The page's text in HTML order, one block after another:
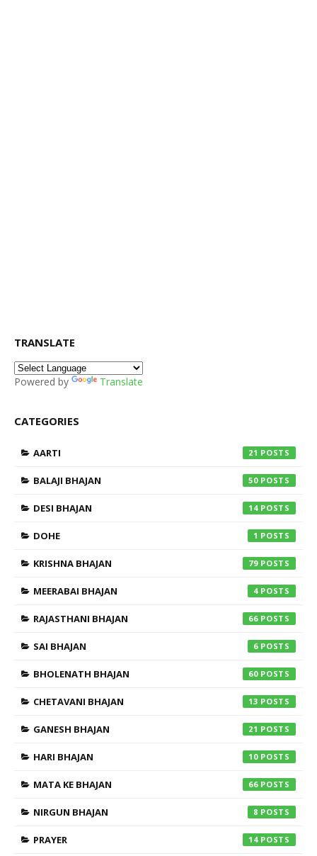
TRANSLATE
Powered by Translate
CATEGORIES
AARTI 21
BALAJI BHAJAN 50
DESI BHAJAN 14
DOHE 1
KRISHNA BHAJAN 79
MEERABAI BHAJAN 4
RAJASTHANI BHAJAN 66
SAI BHAJAN 6
BHOLENATH BHAJAN 60
CHETAVANI BHAJAN 13
GANESH BHAJAN 21
HARI BHAJAN 10
MATA KE BHAJAN 66
NIRGUN BHAJAN 8
PRAYER 14